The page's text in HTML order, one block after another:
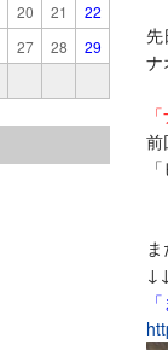
20 21
22
27 28
29
先
ナ
前